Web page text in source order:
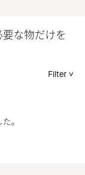
な物だけを
Filter
。